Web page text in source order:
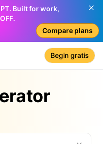
Built for work,
Compare plans
Begin gratis